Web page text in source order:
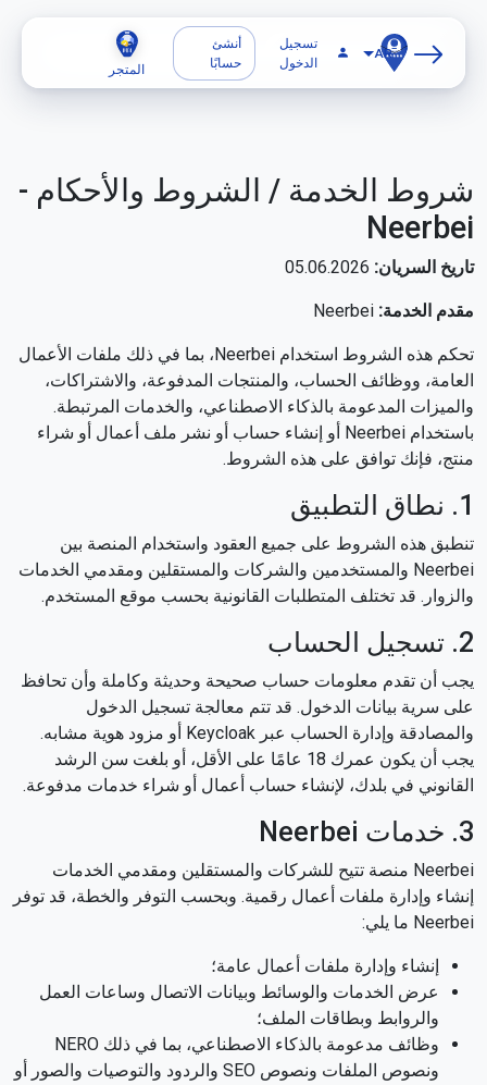
AR
تسجيل
الدخول
أنشئ
حسابًا
المتجر
شروط الخدمة / الشروط والأحكام -
Neerbei
تاريخ السريان: 05.06.2026
مقدم الخدمة: Neerbei
تحكم هذه الشروط استخدام Neerbei، بما في ذلك ملفات الأعمال
العامة، ووظائف الحساب، والمنتجات المدفوعة، والاشتراكات،
والميزات المدعومة بالذكاء الاصطناعي، والخدمات المرتبطة.
باستخدام Neerbei أو إنشاء حساب أو نشر ملف أعمال أو شراء
منتج، فإنك توافق على هذه الشروط.
1. نطاق التطبيق
تنطبق هذه الشروط على جميع العقود واستخدام المنصة بين
Neerbei والمستخدمين والشركات والمستقلين ومقدمي الخدمات
والزوار. قد تختلف المتطلبات القانونية بحسب موقع المستخدم.
2. تسجيل الحساب
يجب أن تقدم معلومات حساب صحيحة وحديثة وكاملة وأن تحافظ
على سرية بيانات الدخول. قد تتم معالجة تسجيل الدخول
والمصادقة وإدارة الحساب عبر Keycloak أو مزود هوية مشابه.
يجب أن يكون عمرك 18 عامًا على الأقل، أو بلغت سن الرشد
القانوني في بلدك، لإنشاء حساب أعمال أو شراء خدمات مدفوعة.
3. خدمات Neerbei
Neerbei منصة تتيح للشركات والمستقلين ومقدمي الخدمات
إنشاء وإدارة ملفات أعمال رقمية. وبحسب التوفر والخطة، قد توفر
Neerbei ما يلي:
إنشاء وإدارة ملفات أعمال عامة؛
عرض الخدمات والوسائط وبيانات الاتصال وساعات العمل
والروابط وبطاقات الملف؛
وظائف مدعومة بالذكاء الاصطناعي، بما في ذلك NERO
ونصوص الملفات ونصوص SEO والردود والتوصيات والصور أو